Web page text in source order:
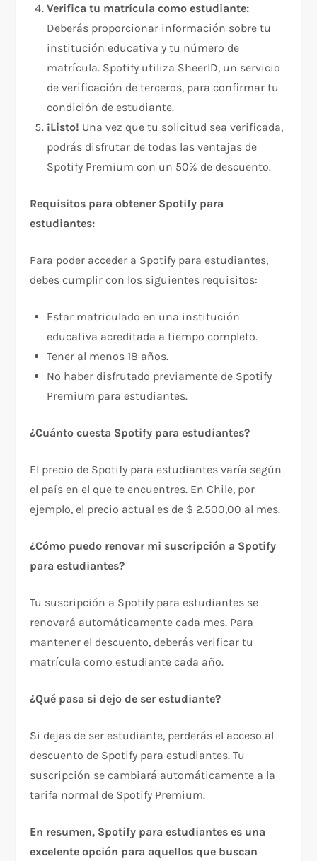
Verifica tu matrícula como estudiante:
Deberás proporcionar información sobre tu
institución educativa y tu número de
matrícula. Spotify utiliza SheerID, un servicio
de verificación de terceros, para confirmar tu
condición de estudiante.
¡Listo! Una vez que tu solicitud sea verificada,
podrás disfrutar de todas las ventajas de
Spotify Premium con un 50% de descuento.
Requisitos para obtener Spotify para
estudiantes:
Para poder acceder a Spotify para estudiantes,
debes cumplir con los siguientes requisitos:
Estar matriculado en una institución
educativa acreditada a tiempo completo.
Tener al menos 18 años.
No haber disfrutado previamente de Spotify
Premium para estudiantes.
¿Cuánto cuesta Spotify para estudiantes?
El precio de Spotify para estudiantes varía según
el país en el que te encuentres. En Chile, por
ejemplo, el precio actual es de $ 2.500,00 al mes.
¿Cómo puedo renovar mi suscripción a Spotify
para estudiantes?
Tu suscripción a Spotify para estudiantes se
renovará automáticamente cada mes. Para
mantener el descuento, deberás verificar tu
matrícula como estudiante cada año.
¿Qué pasa si dejo de ser estudiante?
Si dejas de ser estudiante, perderás el acceso al
descuento de Spotify para estudiantes. Tu
suscripción se cambiará automáticamente a la
tarifa normal de Spotify Premium.
En resumen, Spotify para estudiantes es una
excelente opción para aquellos que buscan